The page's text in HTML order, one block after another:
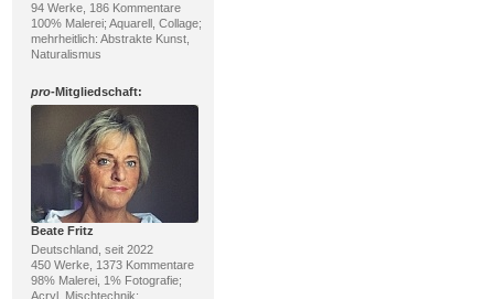
94 Werke, 186 Kommentare
100% Malerei; Aquarell, Collage;
mehrheitlich: Abstrakte Kunst,
Naturalismus
pro-Mitgliedschaft:
Beate Fritz
Deutschland, seit 2022
450 Werke, 1373 Kommentare
98% Malerei, 1% Fotografie;
Acryl, Mischtechnik;